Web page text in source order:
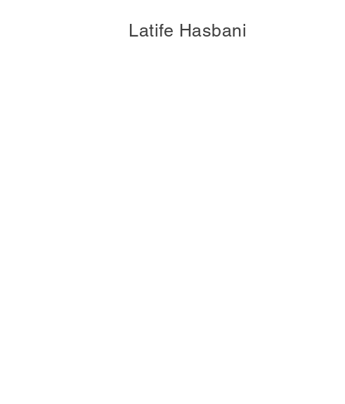
Latife Hasbani